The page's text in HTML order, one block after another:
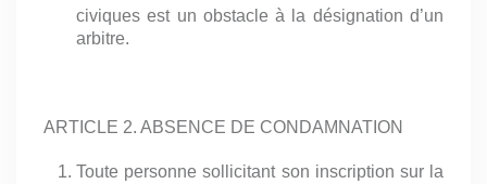
civiques est un obstacle à la désignation d’un
arbitre.
ARTICLE 2. ABSENCE DE CONDAMNATION
Toute personne sollicitant son inscription sur la